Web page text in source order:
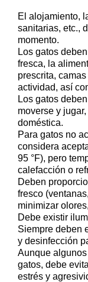
El alojamiento,
sanitarias, etc.,
momento.
Los gatos
fresca, la
prescrita,
actividad, así
Los gatos
moverse y
doméstica.
Para gatos no
considera
95 °F), pero
calefacción o
Deben
fresco
minimizar
Debe existir
Siempre deben
y desinfección
Aunque
gatos, debe
estrés y